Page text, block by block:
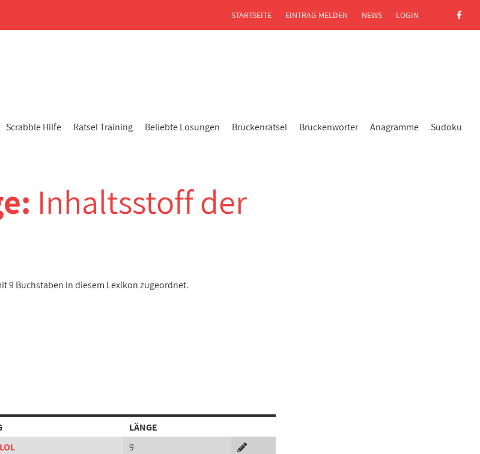
Scrabble Hilfe Rätsel Training Beliebte Lösungen Brückenrätsel Brückenwörter Anagramme Sudoku
STARTSEITE EINTRAG MELDEN NEWS LOGIN
Inhaltsstoff der
9 Buchstaben in diesem Lexikon zugeordnet.
LÄNGE
9